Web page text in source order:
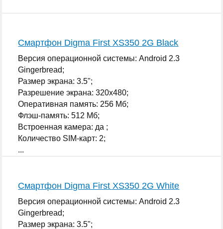
Смартфон Digma First XS350 2G Black
Версия операционной системы: Android 2.3
Gingerbread;
Размер экрана: 3.5";
Разрешение экрана: 320x480;
Оперативная память: 256 Мб;
Флэш-память: 512 Мб;
Встроенная камера: да ;
Количество SIM-карт: 2;
...
Смартфон Digma First XS350 2G White
Версия операционной системы: Android 2.3
Gingerbread;
Размер экрана: 3.5";